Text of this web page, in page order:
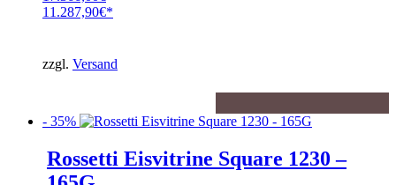
Ursprünglicher
17.366,00€
11.287,90€
ist:
11.287,90€.
zzgl. Versand
- 35%
Rossetti Eisvitrine Square 1230 –